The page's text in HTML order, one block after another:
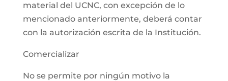
material del UCNC, con excepción de lo
mencionado anteriormente, deberá contar
con la autorización escrita de la Institución.
Comercializar
No se permite por ningún motivo la